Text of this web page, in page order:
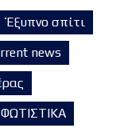
Έξυπνο σπίτι
news